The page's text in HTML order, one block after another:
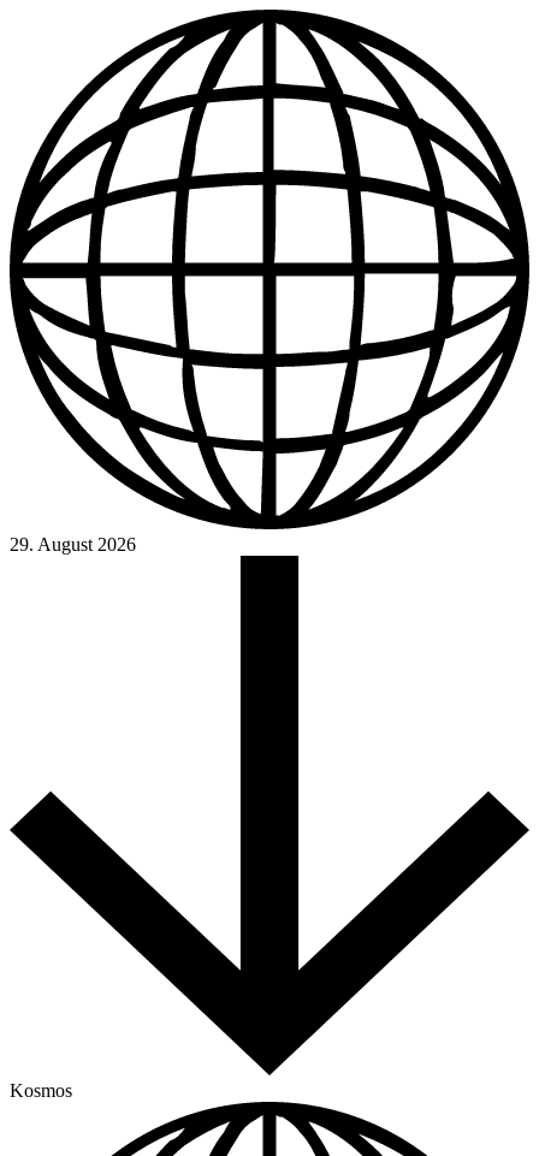
29. August 2026
Kosmos